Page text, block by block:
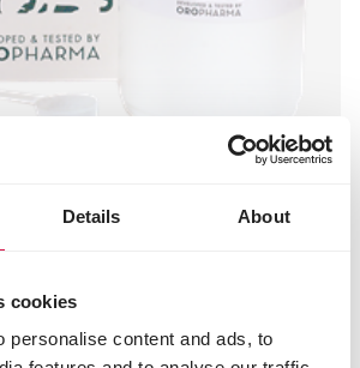
Details About
cookies
personalise content and ads, to
alle Nagetiere und Kaninchen